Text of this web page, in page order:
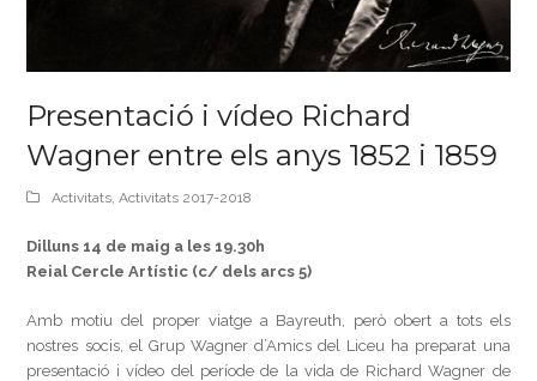
Presentació i vídeo Richard
Wagner entre els anys 1852 i 1859
Activitats ,Activitats 2017-2018
Dilluns 14 de maig a les 19.30h
Reial Cercle Artístic (c/ dels arcs 5)
Amb motiu del proper viatge a Bayreuth, però obert a tots els
nostres socis, el Grup Wagner d’Amics del Liceu ha preparat una
presentació i vídeo del període de la vida de Richard Wagner de